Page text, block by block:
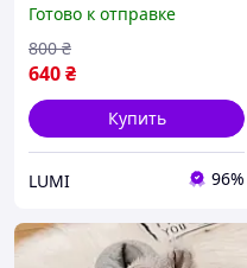
кигуруми
Готово к отправке
640₴
800 ₴
Купить
LUMI 96%